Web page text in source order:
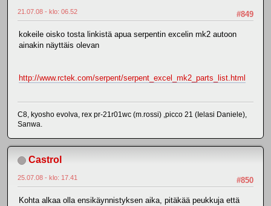
#849
21.07.08 - klo: 06.52
kokeile oisko tosta linkistä apua serpentin excelin mk2 autoon
ainakin näyttäis olevan
http://www.rctek.com/serpent/serpent_excel_mk2_parts_list.html
C8, kyosho evolva, rex pr-21r01wc (m.rossi) ,picco 21 (Ielasi Daniele),
Sanwa.
Castrol
#850
25.07.08 - klo: 17.41
Kohta alkaa olla ensikäynnistyksen aika, pitäkää peukkuja että